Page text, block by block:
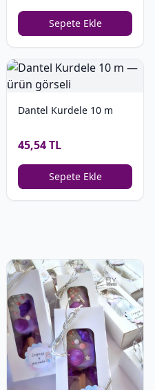
Sepete Ekle
Dantel Kurdele 10 m
45,54 TL
Sepete Ekle